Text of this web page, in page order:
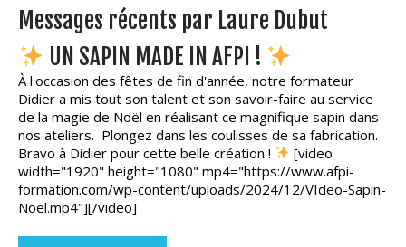
Messages récents par Laure Dubut
UN SAPIN MADE IN AFPI !
À l'occasion des fêtes de fin d'année, notre formateur
Didier a mis tout son talent et son savoir-faire au service
de la magie de Noël en réalisant ce magnifique sapin dans
nos ateliers. Plongez dans les coulisses de sa fabrication.
Bravo à Didier pour cette belle création !
[video
width="1920" height="1080" mp4="https://www.afpi-
formation.com/wp-content/uploads/2024/12/VIdeo-Sapin-
Noel.mp4"][/video]